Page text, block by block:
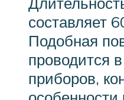
составляет
Подобная
проводится
приборов,